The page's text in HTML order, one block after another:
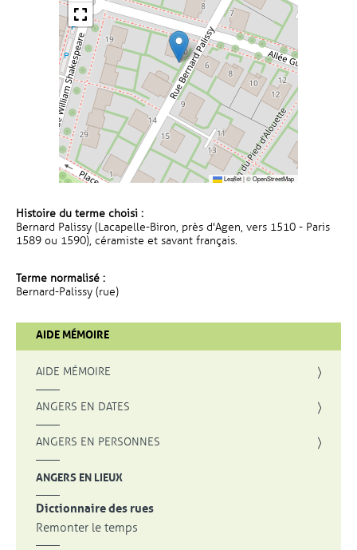
Leaflet|©OpenStreetMap
Histoire du terme choisi :
Bernard Palissy (Lacapelle-Biron, près d'Agen, vers 1510 - Paris
1589 ou 1590), céramiste et savant français.
Terme normalisé :
Bernard-Palissy (rue)
AIDE MÉMOIRE
AIDE MÉMOIRE
ANGERS EN DATES
ANGERS EN PERSONNES
ANGERS EN LIEUX
Dictionnaire des rues
Remonter le temps